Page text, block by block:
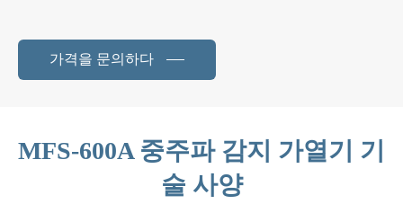
가격을 문의하다
MFS-600A 중주파 감지 가열기 기
술 사양